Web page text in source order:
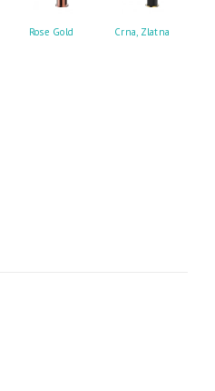
Rose Gold Crna, Zlatna